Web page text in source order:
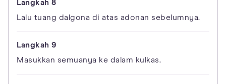
Lalu tuang dalgona di atas adonan sebelumnya.
Masukkan semuanya ke dalam kulkas.